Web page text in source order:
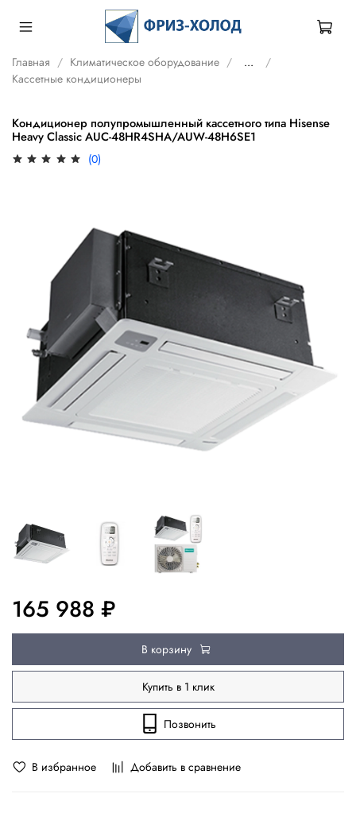
Главная Климатическое оборудование
...
Кассетные кондиционеры
Кондиционер полупромышленный кассетного типа Hisense
Heavy Classic AUC-48HR4SHA/AUW-48H6SE1
(0)
В избранное Добавить в сравнение
165 988 ₽
В корзину
Купить в 1 клик
Позвонить